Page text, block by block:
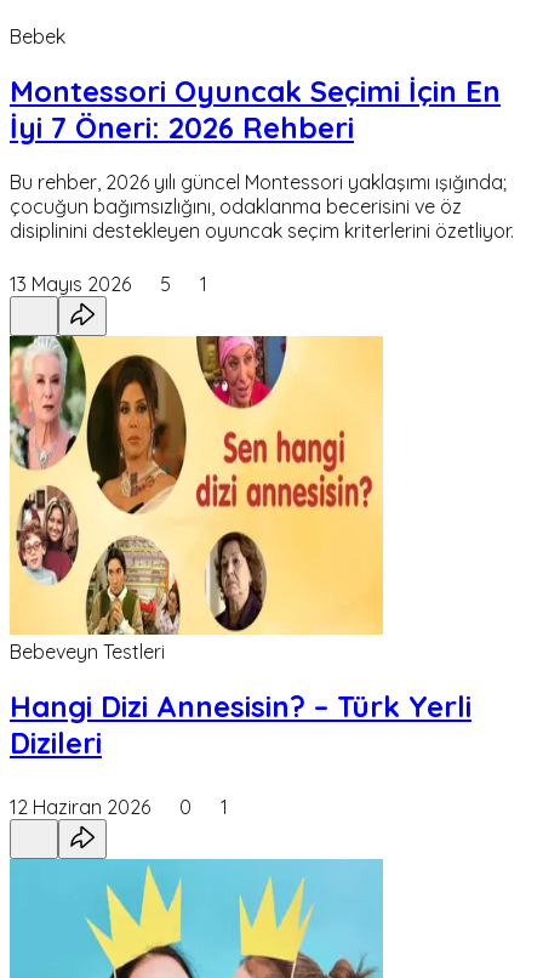
Bebek
Montessori Oyuncak Seçimi İçin En
İyi 7 Öneri: 2026 Rehberi
Bu rehber, 2026 yılı güncel Montessori yaklaşımı ışığında;
çocuğun bağımsızlığını, odaklanma becerisini ve öz
disiplinini destekleyen oyuncak seçim kriterlerini özetliyor.
13 Mayıs 2026 5 1
Bebeveyn Testleri
Hangi Dizi Annesisin? – Türk Yerli
Dizileri
12 Haziran 2026 0 1